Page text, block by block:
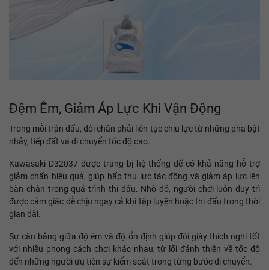
Đệm Êm, Giảm Áp Lực Khi Vận Động
Trong mỗi trận đấu, đôi chân phải liên tục chịu lực từ những pha bật
nhảy, tiếp đất và di chuyển tốc độ cao.
Kawasaki D32037 được trang bị hệ thống đế có khả năng hỗ trợ
giảm chấn hiệu quả, giúp hấp thụ lực tác động và giảm áp lực lên
bàn chân trong quá trình thi đấu. Nhờ đó, người chơi luôn duy trì
được cảm giác dễ chịu ngay cả khi tập luyện hoặc thi đấu trong thời
gian dài.
Sự cân bằng giữa độ êm và độ ổn định giúp đôi giày thích nghi tốt
với nhiều phong cách chơi khác nhau, từ lối đánh thiên về tốc độ
đến những người ưu tiên sự kiểm soát trong từng bước di chuyển.